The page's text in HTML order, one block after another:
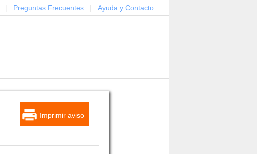
Preguntas Frecuentes Ayuda y Contacto
Imprimir aviso